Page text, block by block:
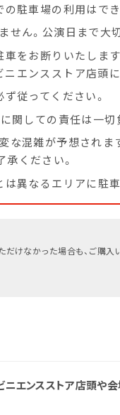
US
駐車場の利用はでき
ん。公演日まで大
車をお断りいたしま
エンスストア店頭
従ってください。
関しての責任は一切
な混雑が予想され
ください。
異なるエリアに駐
だけなかった場合も、ご購
エンスストア店頭や会